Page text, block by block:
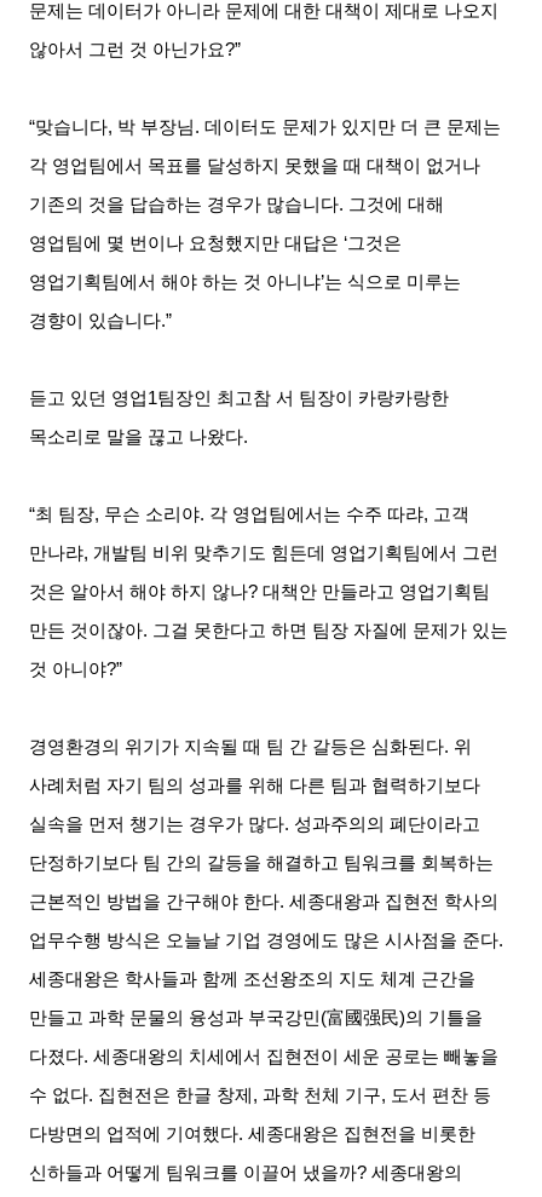
문제는 데이터가 아니라 문제에 대한 대책이 제대로 나오지
않아서 그런 것 아닌가요?”
“맞습니다, 박 부장님.데이터도 문제가 있지만 더 큰 문제는
각 영업팀에서 목표를 달성하지 못했을 때 대책이 없거나
기존의 것을 답습하는 경우가 많습니다. 그것에 대해
영업팀에 몇 번이나 요청했지만 대답은 ‘그것은
영업기획팀에서 해야 하는 것 아니냐’는 식으로 미루는
경향이 있습니다.”
듣고 있던 영업1팀장인 최고참 서 팀장이 카랑카랑한
목소리로 말을 끊고 나왔다.
“최 팀장, 무슨 소리야. 각 영업팀에서는 수주 따랴, 고객
만나랴, 개발팀 비위 맞추기도 힘든데 영업기획팀에서 그런
것은 알아서 해야 하지 않나?대책안 만들라고 영업기획팀
만든 것이잖아. 그걸 못한다고 하면 팀장 자질에 문제가 있는
것 아니야?”
경영환경의 위기가 지속될 때 팀 간 갈등은 심화된다. 위
사례처럼 자기 팀의 성과를 위해 다른 팀과 협력하기보다
실속을 먼저 챙기는 경우가 많다. 성과주의의 폐단이라고
단정하기보다 팀 간의 갈등을 해결하고 팀워크를 회복하는
근본적인 방법을 간구해야 한다.세종대왕과 집현전 학사의
업무수행 방식은 오늘날 기업 경영에도 많은 시사점을 준다.
세종대왕은 학사들과 함께 조선왕조의 지도 체계 근간을
만들고 과학 문물의 융성과 부국강민 (富國强民)의 기틀을
다졌다.세종대왕의 치세에서 집현전이 세운 공로는 빼놓을
수 없다. 집현전은 한글 창제 ,과학 천체 기구, 도서 편찬 등
다방면의 업적에 기여했다.세종대왕은 집현전을 비롯한
신하들과 어떻게 팀워크를 이끌어 냈을까?세종대왕의